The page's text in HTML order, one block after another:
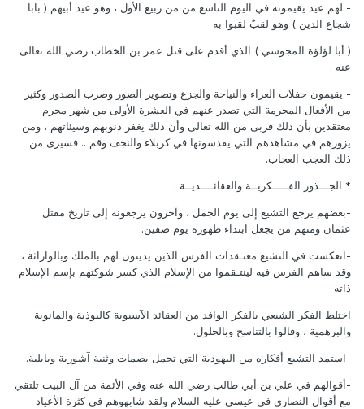
- لهم عيد يقيمونه في اليوم التاسع من من ربيع الأول ، وهو عيد أبيهم ( بابا
شجاع الدين ) وهو لقبٌ لقبوا به
( أبا لؤلؤة المجوسي ) الذي أقدم على قتل عمر بن الخطاب رضي الله تعالى
عنه .
- يقيمون حفلات العزاء والنياحة والجزع وتصوير الصور وضرب الصدور وكثير
من الأفعال المحرمة التي تصدر عنهم في العشرة الأولى من شهر محرم
معتقدين بأن ذلك قربى من الله تعالى وأن ذلك يغفر ذنوبهم وسيئاتهم ، ومن
يزورهم في مشاهدهم التي يقدسونها في كربلاء والنجف وقم .. فسيرى من
ذلك العجب العجاب.
* الجـــذور الفـــــكريــة والعقائــــديــة :
-بعضهم يرجع التشيع إلى يوم الجمل ، وآخرون يرجعونه إلى تاريخ مقتل
عثمان ومنهم من يجعل ابتداء ظهوره يوم صفين.
-انعكست في التشيع معتـقدات الفرس الذين يدينون لهم بالملك وبالواراثة ،
وقد ساهم الفرس فيه لينتـقموا من الإسلام الذي كسر شوكتهم بإسم الإسلام
ذاته
اختلط الفكر الشيعي بالفكر الوافد من العقائد الآسيوية كالبوذية والمانوية
والبرهمية ، وقالوا بالتناسخ وبالحلول.
-استمد التشيع أفكاره من اليهودية التي تحمل بصمات وثنية آشورية وبابلية.
-أقوالهم في علي بن أبي طالب رضي الله عنه وفي الأئمة من آل البيت تلتقي
مع أقوال النصارى في عيسى عليه السلام ولقد شابهوهم في كثرة الأعياد